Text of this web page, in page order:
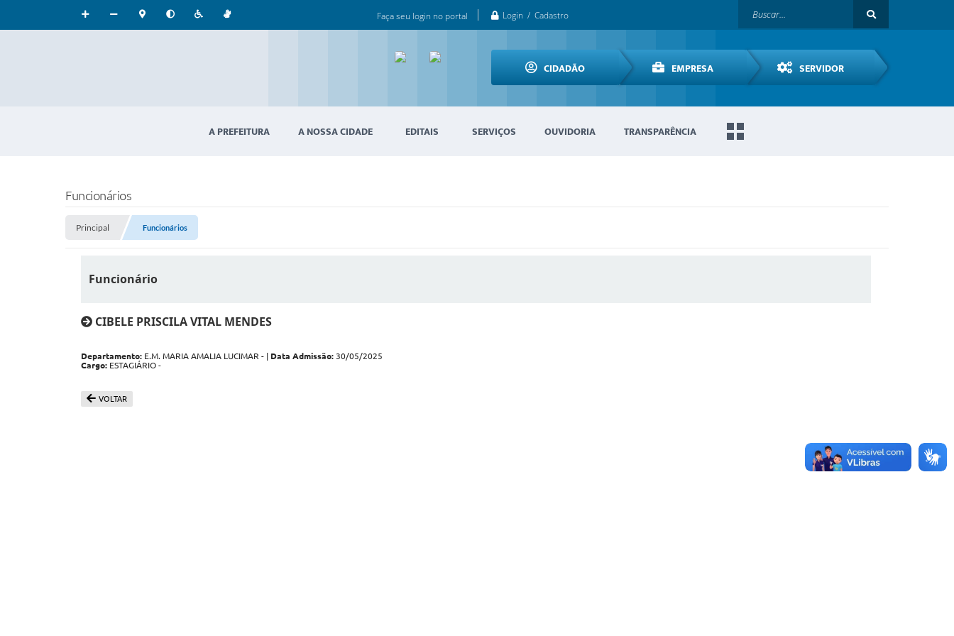
Faça seu login no portal Login / Cadastro
CIDADÃO EMPRESA SERVIDOR
A PREFEITURA A NOSSA CIDADE EDITAIS SERVIÇOS OUVIDORIA TRANSPARÊNCIA
Funcionários
Principal Funcionários
Funcionário
CIBELE PRISCILA VITAL MENDES
Departamento:E.M. MARIA AMALIA LUCIMAR - | Data Admissão:30/05/2025
Cargo:ESTAGIÁRIO -
VOLTAR